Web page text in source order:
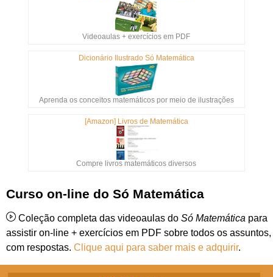
Videoaulas + exercícios em PDF
Dicionário Ilustrado Só Matemática
Aprenda os conceitos matemáticos por meio de ilustrações
[Amazon] Livros de Matemática
Compre livros matemáticos diversos
Curso on-line do Só Matemática
Coleção completa das videoaulas do Só Matemática para
assistir on-line + exercícios em PDF sobre todos os assuntos,
com respostas. Clique aqui para saber mais e adquirir.